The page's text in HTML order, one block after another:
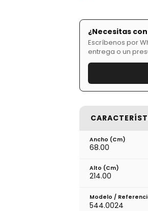
¿Necesitas
Escríbenos por
entrega o un
Ancho (cm)
68.00
Alto (cm)
214.00
Modelo /
544.0024